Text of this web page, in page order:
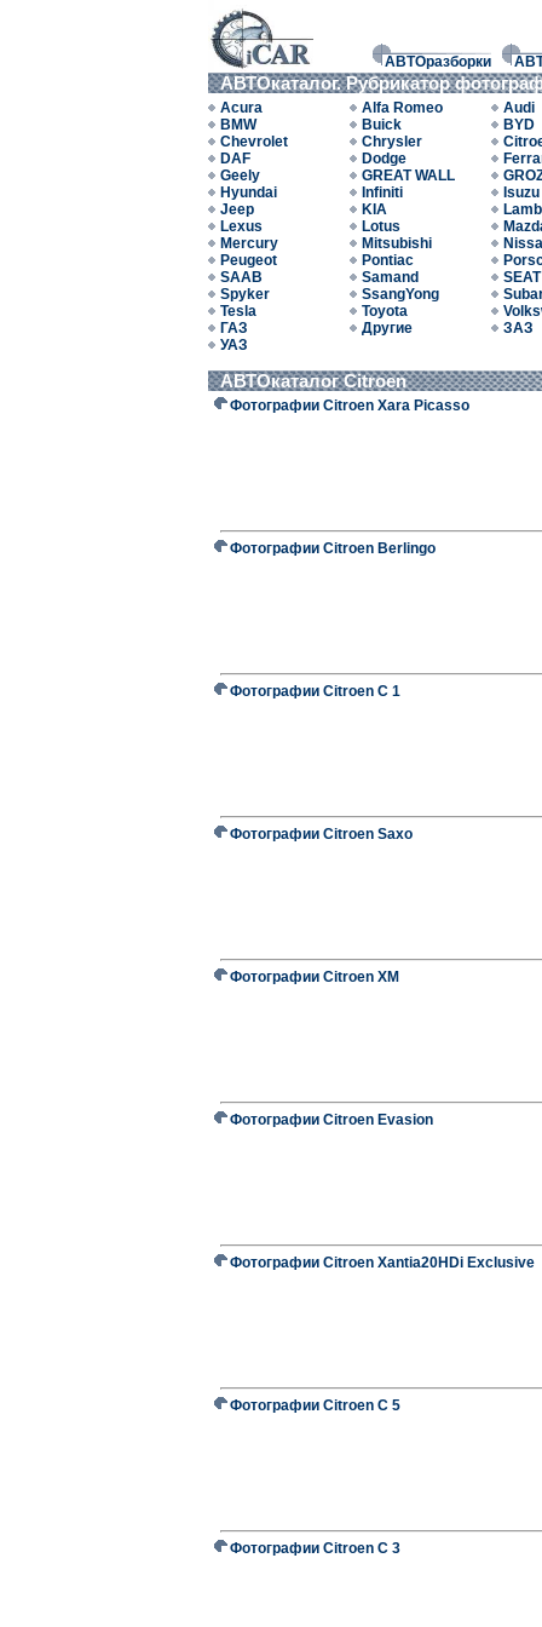
АВТОразборки
АВТОкаталог. Рубрикатор
Acura Alfa Romeo
Audi
BMW
Buick
BYD
Chevrolet
Chrysler
DAF
Dodge
Geely
GREAT WALL
Hyundai
Infiniti
Isuzu
Jeep
KIA
Lexus
Lotus
Mercury
Mitsubishi
Peugeot
Pontiac
SAAB
Samand
SEAT
Spyker
SsangYong
Tesla
Toyota
ГАЗ
Другие
ЗАЗ
УАЗ
АВТОкаталог Citroen
Фотографии Citroen Xara Picasso
Фотографии Citroen Berlingo
Фотографии Citroen C 1
Фотографии Citroen Saxo
Фотографии Citroen XM
Фотографии Citroen Evasion
Фотографии Citroen Xantia20HDi Exclusive
Фотографии Citroen C 5
Фотографии Citroen C 3